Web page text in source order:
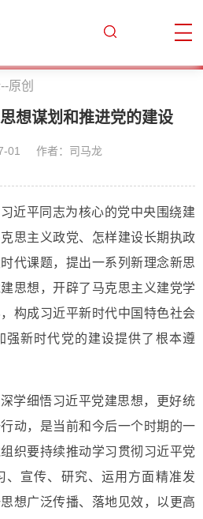
--原创
想谋划和推进党的建设
01 作者：司马龙
近平同志为核心的党中央围绕建
思主义政党、怎样建设长期执政
代课题，提出一系列新理念新思
思想，开辟了马克思主义建党学
构成习近平新时代中国特色社会
强新时代党的建设提供了根本遵
学细悟习近平党建思想，更好统
动，是当前和今后一个时期的一
织要持续推动学习贯彻习近平党
、宣传、研究、运用方面精准发
想广泛传播、落地见效，以更高